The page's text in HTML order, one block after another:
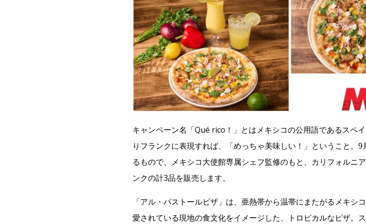
キャンペーン名「Qué rico！」とはメキシコの公用語であるスペ
りフランクに表現すれば、「めっちゃ美味しい！」ということ。
るもので、メキシコ大使館専属シェフ監修のもと、カリフォルニ
ンクの計3品を販売します。
「アル・パストールピザ」は、亜熱帯から温帯にまたがるメキシ
愛されている現地の食文化をイメージした、トロピカルなピザ。